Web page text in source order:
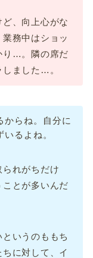
、向上心がな
務中はショッ
り…。隣の席だ
しました…。
からね。自分に
るよね。
れがちだけ
とが多いんだ
いうのももち
に対して、イ